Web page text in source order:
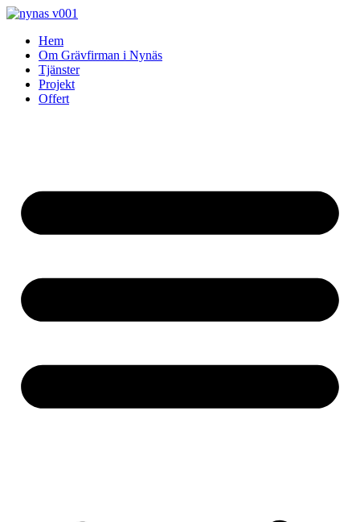
Skip
contentHem
Om Grävfirman i Nynäs
Tjänster
Projekt
Offert